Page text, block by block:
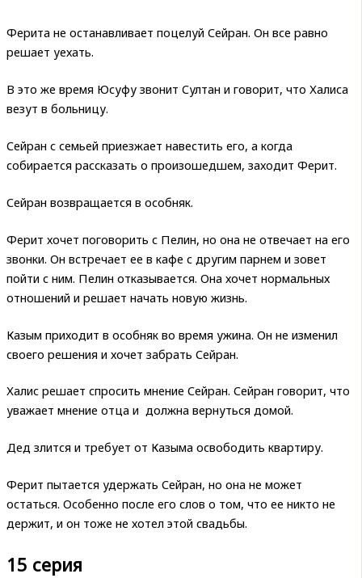
Ферита не останавливает поцелуй Сейран. Он все равно
решает уехать.
В это же время Юсуфу звонит Султан и говорит, что Халиса
везут в больницу.
Сейран с семьей приезжает навестить его, а когда
собирается рассказать о произошедшем, заходит Ферит.
Сейран возвращается в особняк.
Ферит хочет поговорить с Пелин, но она не отвечает на его
звонки. Он встречает ее в кафе с другим парнем и зовет
пойти с ним. Пелин отказывается. Она хочет нормальных
отношений и решает начать новую жизнь.
Казым приходит в особняк во время ужина. Он не изменил
своего решения и хочет забрать Сейран.
Халис решает спросить мнение Сейран. Сейран говорит, что
уважает мнение отца и должна вернуться домой.
Дед злится и требует от Казыма освободить квартиру.
Ферит пытается удержать Сейран, но она не может
остаться. Особенно после его слов о том, что ее никто не
держит, и он тоже не хотел этой свадьбы.
15 серия